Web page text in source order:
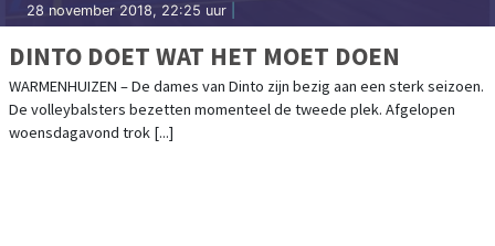
28 november 2018, 22:25 uur
DINTO DOET WAT HET MOET DOEN
WARMENHUIZEN – De dames van Dinto zijn bezig aan een sterk seizoen.
De volleybalsters bezetten momenteel de tweede plek. Afgelopen
woensdagavond trok [...]